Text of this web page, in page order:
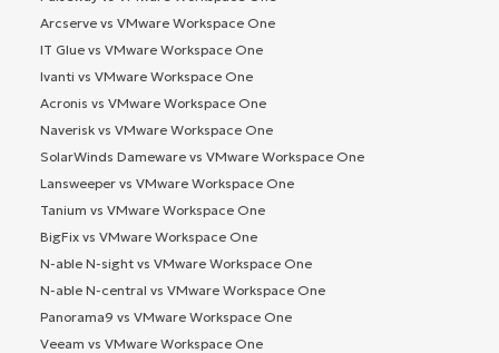
Arcserve vs VMware Workspace One
IT Glue vs VMware Workspace One
Ivanti vs VMware Workspace One
Acronis vs VMware Workspace One
Naverisk vs VMware Workspace One
SolarWinds Dameware vs VMware Workspace One
Lansweeper vs VMware Workspace One
Tanium vs VMware Workspace One
BigFix vs VMware Workspace One
N-able N-sight vs VMware Workspace One
N-able N-central vs VMware Workspace One
Panorama9 vs VMware Workspace One
Veeam vs VMware Workspace One